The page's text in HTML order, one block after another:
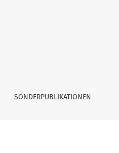
SONDERPUBLIKATIONEN